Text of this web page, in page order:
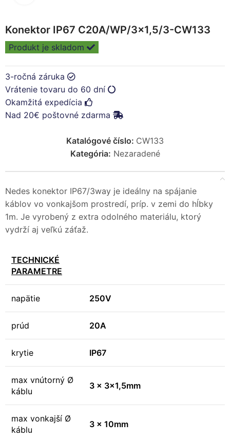
Konektor IP67 C20A/WP/3×1,5/3-CW133
Produkt je skladom
3-ročná záruka
Vrátenie tovaru do 60 dní
Okamžitá expedícia
Nad 20€ poštovné zdarma
Katalógové číslo: CW133
Kategória: Nezaradené
Nedes konektor IP67/3way je ideálny na spájanie
káblov vo vonkajšom prostredí, príp. v zemi do hĺbky
1m. Je vyrobený z extra odolného materiálu, ktorý
vydrží aj veľkú záťaž.
TECHNICKÉ
PARAMETRE
napätie 250V
prúd 20A
krytie IP67
max vnútorný Ø
káblu
3 x 3×1,5mm
max vonkajší Ø
káblu
3 x 10mm